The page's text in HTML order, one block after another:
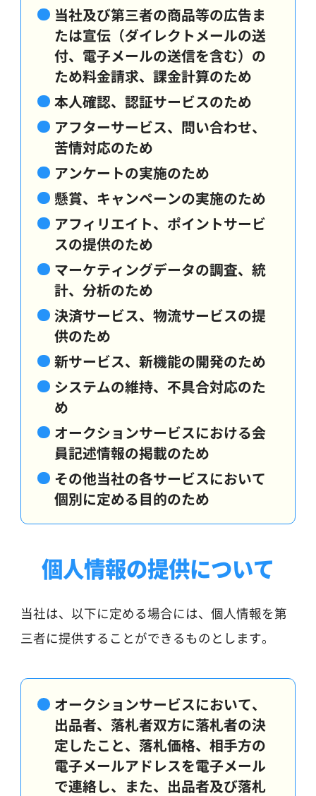
当社及び第三者の商品等の広告ま
たは宣伝（ダイレクトメールの送
付、電子メールの送信を含む）の
ため料金請求、課金計算のため
本人確認、認証サービスのため
アフターサービス、問い合わせ、
苦情対応のため
アンケートの実施のため
懸賞、キャンペーンの実施のため
アフィリエイト、ポイントサービ
スの提供のため
マーケティングデータの調査、統
計、分析のため
決済サービス、物流サービスの提
供のため
新サービス、新機能の開発のため
システムの維持、不具合対応のた
め
オークションサービスにおける会
員記述情報の掲載のため
その他当社の各サービスにおいて
個別に定める目的のため
個人情報の提供について
当社は、以下に定める場合には、個人情報を第
三者に提供することができるものとします。
オークションサービスにおいて、
出品者、落札者双方に落札者の決
定したこと、落札価格、相手方の
電子メールアドレスを電子メール
で連絡し、また、出品者及び落札